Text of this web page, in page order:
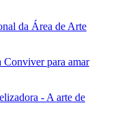
da Área de Arte
Conviver para amar
- A arte de